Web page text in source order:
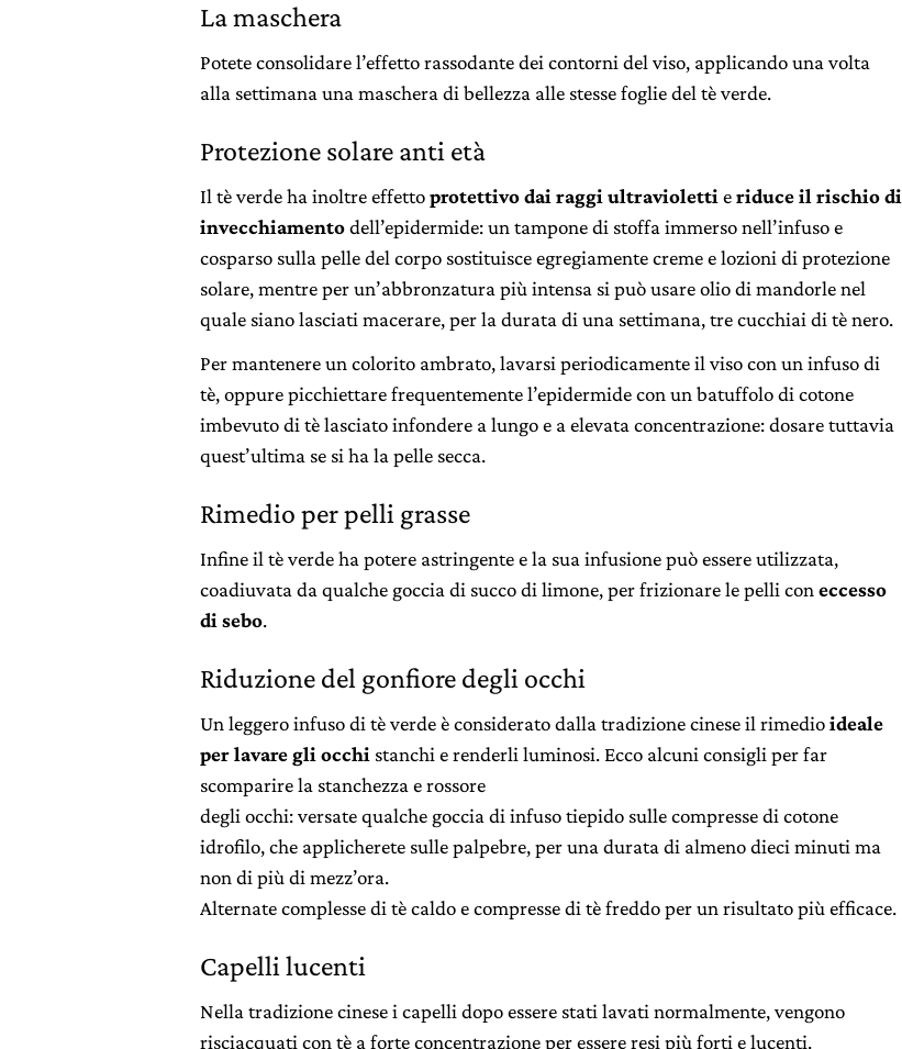
La maschera
Potete consolidare l’effetto rassodante dei contorni del viso, applicando una volta
alla settimana una maschera di bellezza alle stesse foglie del tè verde.
Protezione solare anti età
Il tè verde ha inoltre effettoprotettivo dai raggi ultravioletti eriduce il rischio di
invecchiamentodell’epidermide: un tampone di stoffa immerso nell’infuso e
cosparso sulla pelle del corpo sostituisce egregiamente creme e lozioni di protezione
solare, mentre per un’abbronzatura più intensa si può usare olio di mandorle nel
quale siano lasciati macerare, per la durata di una settimana, tre cucchiai di tè nero.
Per mantenere un colorito ambrato, lavarsi periodicamente il viso con un infuso di
tè, oppure picchiettare frequentemente l’epidermide con un batuffolo di cotone
imbevuto di tè lasciato infondere a lungo e a elevata concentrazione: dosare tuttavia
quest’ultima se si ha la pelle secca.
Rimedio per pelli grasse
Infine il tè verde ha potere astringente e la sua infusione può essere utilizzata,
coadiuvata da qualche goccia di succo di limone, per frizionare le pelli con eccesso
di sebo.
Riduzione del gonfiore degli occhi
Un leggero infuso di tè verde è considerato dalla tradizione cinese il rimedioideale
per lavare gli occhi stanchi e renderli luminosi. Ecco alcuni consigli per far
scomparire la stanchezza e rossore
degli occhi: versate qualche goccia di infuso tiepido sulle compresse di cotone
idrofilo, che applicherete sulle palpebre, per una durata di almeno dieci minuti ma
non di più di mezz’ora.
Alternate complesse di tè caldo e compresse di tè freddo per un risultato più efficace.
Capelli lucenti
Nella tradizione cinese i capelli dopo essere stati lavati normalmente, vengono
risciacquati con tè a forte concentrazione per essere resi più forti e lucenti.